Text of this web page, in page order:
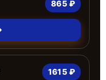
865 ₽
1615 ₽